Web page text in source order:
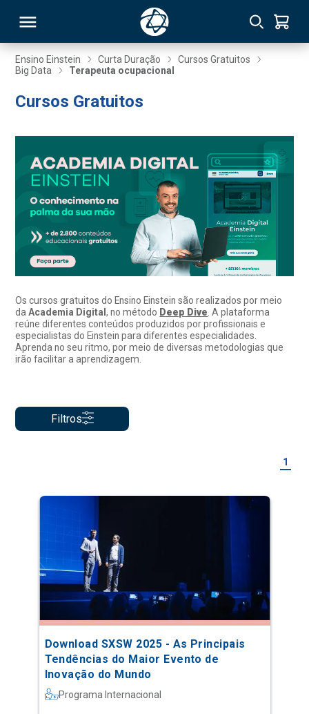
Ensino Einstein Curta Duração
Cursos Gratuitos
Big Data
Terapeuta ocupacional
Cursos Gratuitos
Os cursos gratuitos do Ensino Einstein são realizados por meio
daAcademia Digital, no método Deep Dive. A plataforma
reúne diferentes conteúdos produzidos por profissionais e
especialistas do Einstein para diferentes especialidades.
Aprenda no seu ritmo, por meio de diversas metodologias que
irão facilitar a aprendizagem.
Filtros
1
Download SXSW 2025 - As Principais
Tendências do Maior Evento de
Inovação do Mundo
Programa Internacional